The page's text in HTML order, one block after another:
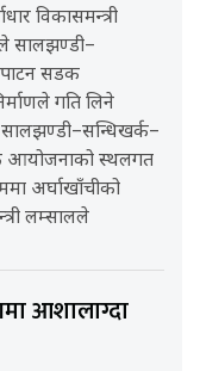
विकासमन्त्री
सालझण्डी–
सडक
गति लिने
आयोजनाको स्थलगत
अर्घाखाँचीको
लम्सालले
आशालाग्दा